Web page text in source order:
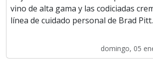
vino de alta gama y las codiciadas
línea de cuidado personal de Brad Pitt.
domingo, 05